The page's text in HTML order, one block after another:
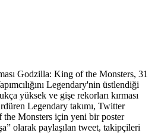
Godzilla: King of the Monsters, 31
Legendary'nin üstlendiği
yüksek ve gişe rekorları kırması
Legendary takımı, Twitter
Monsters için yeni bir poster
olarak paylaşılan tweet, takipçileri